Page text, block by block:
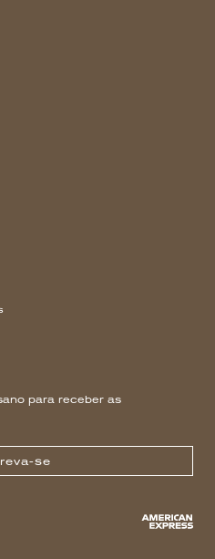
para receber as
se